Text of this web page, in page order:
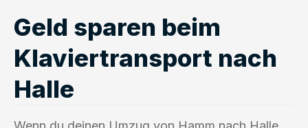
Geld sparen beim
Klaviertransport nach
Halle